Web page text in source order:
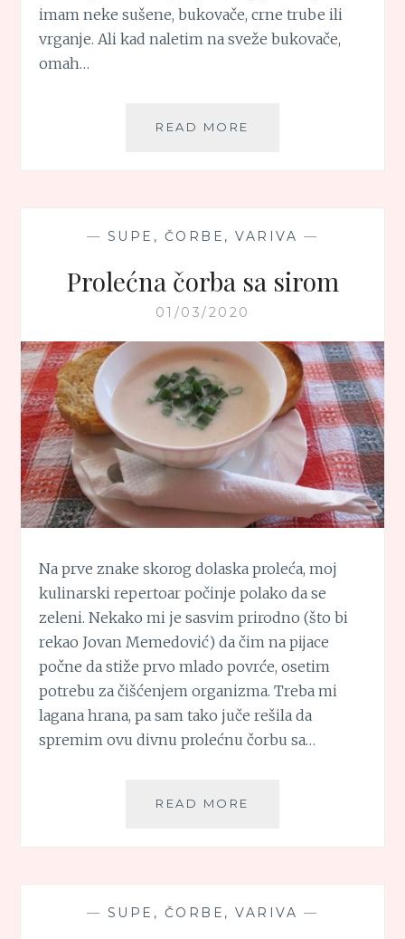
imam neke sušene, bukovače, crne trube ili
vrganje. Ali kad naletim na sveže bukovače,
omah…
READ MORE
— SUPE, ČORBE, VARIVA —
Prolećna čorba sa sirom
01/03/2020
Na prve znake skorog dolaska proleća, moj
kulinarski repertoar počinje polako da se
zeleni. Nekako mi je sasvim prirodno (što bi
rekao Jovan Memedović) da čim na pijace
počne da stiže prvo mlado povrće, osetim
potrebu za čišćenjem organizma. Treba mi
lagana hrana, pa sam tako juče rešila da
spremim ovu divnu prolećnu čorbu sa…
READ MORE
— SUPE, ČORBE, VARIVA —